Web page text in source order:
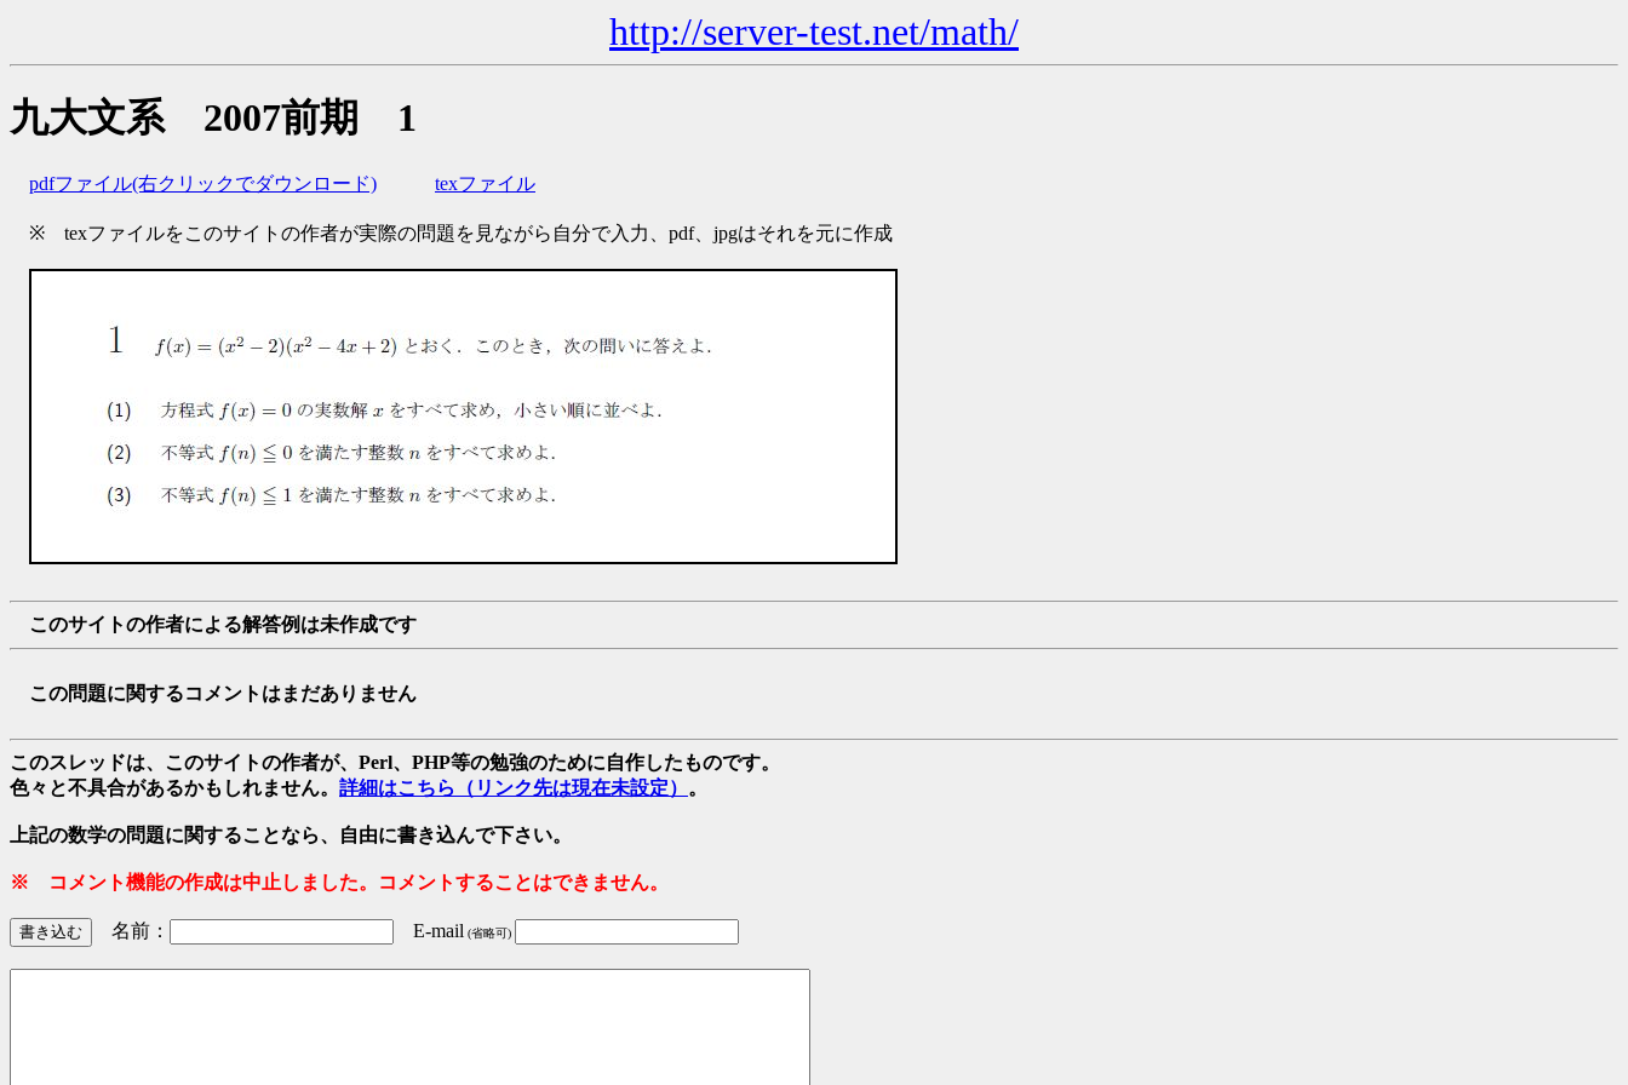
http://server-test.net/math/
九大文系 2007前期 1
pdfファイル(右クリックでダウンロード) texファイル
※ texファイルをこのサイトの作者が実際の問題を見ながら自分で入力、pdf、jpgはそれを元に作成
このサイトの作者による解答例は未作成です
この問題に関するコメントはまだありません
このスレッドは、このサイトの作者が、Perl、PHP等の勉強のために自作したものです。
色々と不具合があるかもしれません。 詳細はこちら（リンク先は現在未設定） 。
上記の数学の問題に関することなら、自由に書き込んで下さい。
※ コメント機能の作成は中止しました。コメントすることはできません。
名前： E-mail (省略可)